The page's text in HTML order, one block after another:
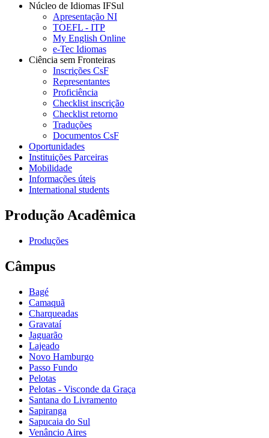
Núcleo de Idiomas IFSul
Apresentação NI
TOEFL - ITP
My English Online
e-Tec Idiomas
Ciência sem Fronteiras
Inscrições CsF
Representantes
Proficiência
Checklist inscrição
Checklist retorno
Traduções
Documentos CsF
Oportunidades
Instituições Parceiras
Mobilidade
Informações úteis
International students
Produção Acadêmica
Produções
Câmpus
Bagé
Camaquã
Charqueadas
Gravataí
Jaguarão
Lajeado
Novo Hamburgo
Passo Fundo
Pelotas
Pelotas - Visconde da Graça
Santana do Livramento
Sapiranga
Sapucaia do Sul
Venâncio Aires